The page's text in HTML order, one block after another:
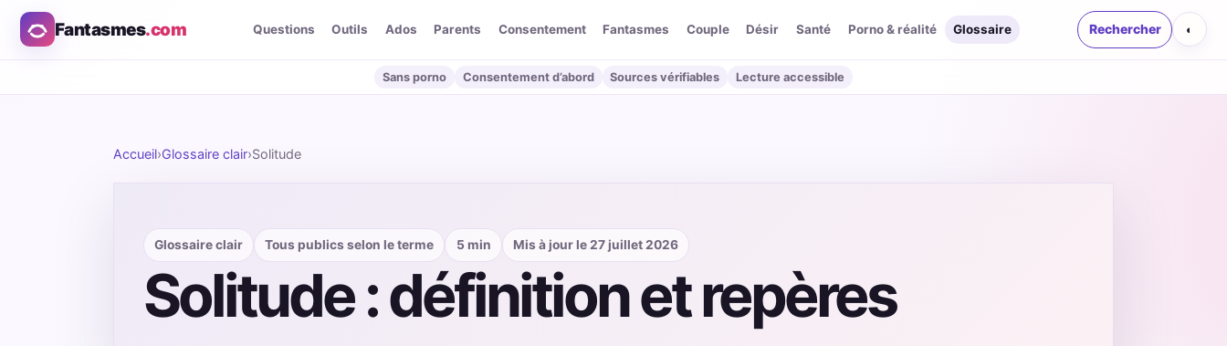
Fantasmes.com Questions Outils Ados Parents Consentement Fantasmes Couple Désir Santé Porno & réalité Glossaire Rechercher ◐
Sans porno Consentement d’abord Sources vérifiables Lecture accessible
Accueil›Glossaire clair›Solitude
Glossaire clair Tous publics selon le terme 5 min Mis à jour le 27 juillet 2026
Solitude : définition et repères